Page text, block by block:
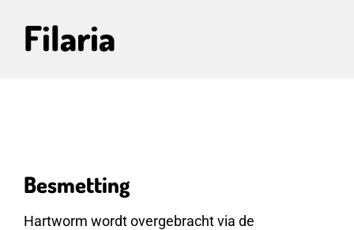
Filaria
Besmetting
Hartworm wordt overgebracht via de